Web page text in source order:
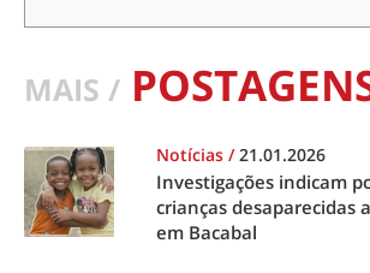
MAIS /
Notícias /21.01.2026
Investigações indicam
crianças desaparecidas
em Bacabal